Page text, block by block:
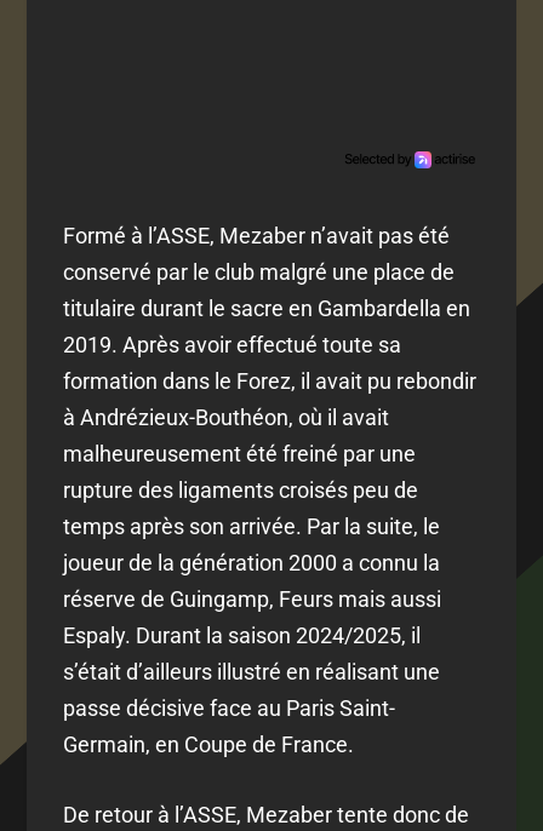
Formé à l’ASSE, Mezaber n’avait pas été
conservé par le club malgré une place de
titulaire durant le sacre en Gambardella en
2019. Après avoir effectué toute sa
formation dans le Forez, il avait pu rebondir
à Andrézieux-Bouthéon, où il avait
malheureusement été freiné par une
rupture des ligaments croisés peu de
temps après son arrivée. Par la suite, le
joueur de la génération 2000 a connu la
réserve de Guingamp, Feurs mais aussi
Espaly. Durant la saison 2024/2025, il
s’était d’ailleurs illustré en réalisant une
passe décisive face au Paris Saint-
Germain, en Coupe de France.
De retour à l’ASSE, Mezaber tente donc de